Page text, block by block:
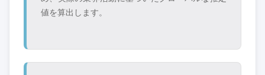
値を算出します。